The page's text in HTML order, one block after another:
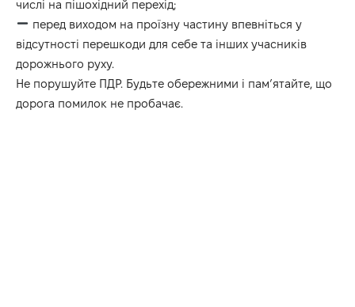
числі на пішохідний перехід;
перед виходом на проїзну частину впевніться у
відсутності перешкоди для себе та інших учасників
дорожнього руху.
Не порушуйте ПДР. Будьте обережними і пам’ятайте, що
дорога помилок не пробачає.